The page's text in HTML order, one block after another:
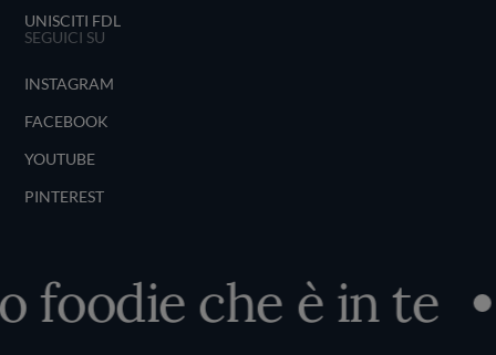
UNISCITI FDL
SEGUICI SU
INSTAGRAM
FACEBOOK
YOUTUBE
PINTEREST
foodie che è in te